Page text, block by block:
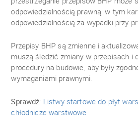
odpowiedzialnością prawną, w tym
odpowiedzialnością za wypadki przy
Przepisy BHP są zmienne i
muszą śledzić zmiany w przepisach i
procedury na budowie, aby były
wymaganiami prawnymi.
Sprawdź: Listwy startowe do płyt
chłodnicze warstwowe